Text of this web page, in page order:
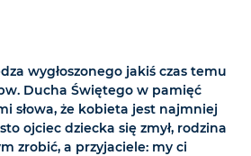
wygłoszonego jakiś czas temu
Ducha Świętego w pamięć
słowa, że kobieta jest najmniej
ojciec dziecka się zmył, rodzina
zrobić, a przyjaciele: my ci